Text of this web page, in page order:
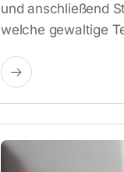
und anschließend
welche gewaltige